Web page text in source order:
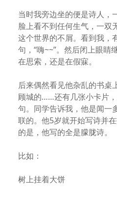
当时我旁边坐的便是诗人，
脸上看不到任何生气，一双
这个世界的不屑。看到我，
句，“嗨~~”。然后闭上眼睛
在思索，还是在假寐。
后来偶然看见他杂乱的书桌
顾城的……还有几张小卡片
句。同学告诉我，他是闻一
联的。他5岁就开始写诗并
的是，他写的全是朦胧诗。
比如：
树上挂着大饼